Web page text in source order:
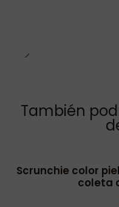
También
Scrunchie color
coleta